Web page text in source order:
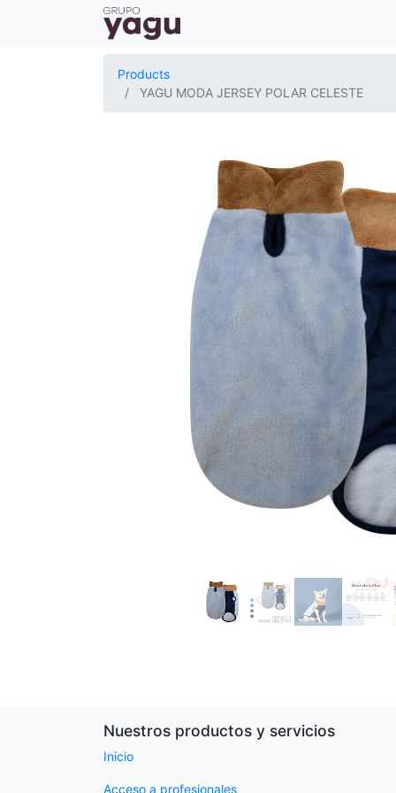
Products
YAGU MODA JERSEY POLAR CELESTE
Nuestros productos y servicios
Inicio
Acceso a profesionales